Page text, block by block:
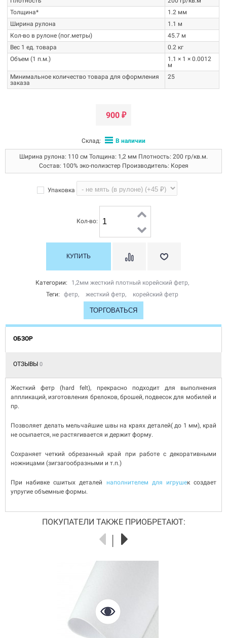
Толщина*
1.2 мм
Ширина рулона
1.1 м
Кол-во в рулоне (пог.метры)
45.7 м
Вес 1 ед. товара
0.2 кг
Объем (1 п.м.)
1.1 × 1 × 0.0012
м
Минимальное количество товара для оформления
заказа
25
900 ₽
Склад: В наличии
Ширина рулона: 110 см Толщина: 1,2 мм Плотность: 200 гр/кв.м.
Состав: 100% эко-полиэстер Производитель: Корея
Упаковка
Кол-во:
Категории: 1,2мм жесткий плотный корейский фетр,
Теги:
фетр, жесткий фетр, корейский фетр
ТОРГОВАТЬСЯ
ОБЗОР
ОТЗЫВЫ 0
Жесткий фетр (hard felt), прекрасно подходит для выполнения
аппликаций, изготовления брелоков, брошей, подвесок для мобилей и
пр.
Позволяет делать мельчайшие швы на краях деталей( до 1 мм), край
не осыпается, не растягивается и держит форму.
Сохраняет четкий обрезанный край при работе с декоративными
ножницами (зигзагообразными и т.п.)
При набивке сшитых деталей наполнителем для игрушек создает
упругие объемные формы.
ПОКУПАТЕЛИ ТАКЖЕ ПРИОБРЕТАЮТ: